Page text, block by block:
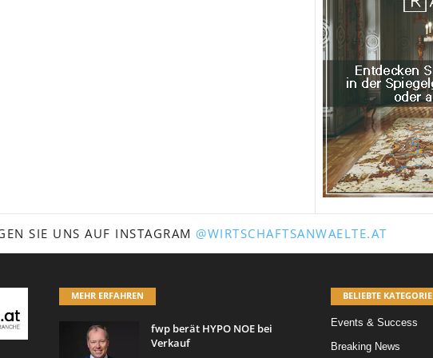
SIE UNS AUF INSTAGRAM @WIRTSCHAFTSANWAELTE.AT
MEHR ERFAHREN
fwp berät HYPO NOE bei
Verkauf
BELIEBTE KATEGORIE
Events & Success
Breaking News